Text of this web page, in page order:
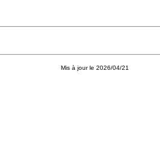
Mis à jour le 2026/04/21